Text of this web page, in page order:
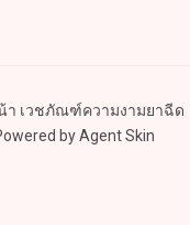
า เวชภัณฑ์ความงามยาฉีด
by Agent Skin